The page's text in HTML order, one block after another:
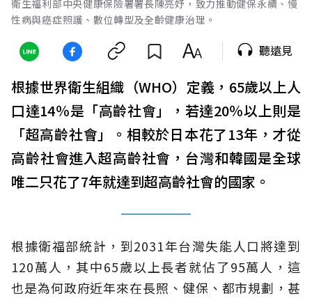
衛生福利部中央健康保險署署長陳亮妤，致力推動健保永續、慢
性病與癌症照護、數位轉型及全齡健康治理。
聽遠見
根據世界衛生組織（WHO）定義，65歲以上人
口達14％是「高齡社會」，若達20％以上則是
「超高齡社會」。相較於日本花了13年，才從
高齡社會進入超高齡社會，台灣和韓國是全球
唯二只花了7年就達到超高齡社會的國家。
根據衛福部統計，到2031年台灣失能人口將達到
120萬人，其中65歲以上長者就佔了95萬人，這
也是為何政府近年來在長照、健保、都市規劃，甚